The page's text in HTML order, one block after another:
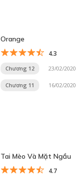
Orange
4.3
Chương 12 23/02/2020
Chương 11 16/02/2020
Tai Mèo Và Mặt Ngầu
4.7